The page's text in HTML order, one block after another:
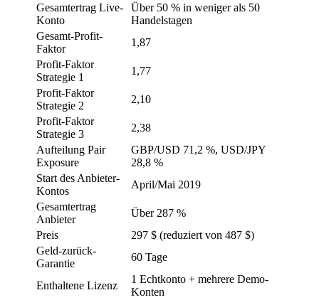
Gesamtertrag Live-
Konto
Über 50 % in weniger als 50
Handelstagen
Gesamt-Profit-
Faktor
1,87
Profit-Faktor
Strategie 1
1,77
Profit-Faktor
Strategie 2
2,10
Profit-Faktor
Strategie 3
2,38
Aufteilung Pair
Exposure
GBP/USD 71,2 %, USD/JPY
28,8 %
Start des Anbieter-
Kontos
April/Mai 2019
Gesamtertrag
Anbieter
Über 287 %
Preis
297 $ (reduziert von 487 $)
Geld-zurück-
Garantie
60 Tage
Enthaltene Lizenz
1 Echtkonto + mehrere Demo-
Konten